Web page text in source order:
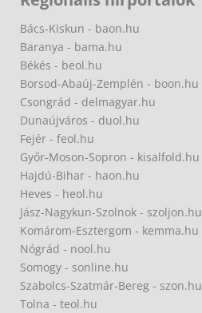
Bács-Kiskun - baon.hu
Baranya - bama.hu
Békés - beol.hu
Borsod-Abaúj-Zemplén - boon.hu
Csongrád - delmagyar.hu
Dunaújváros - duol.hu
Fejér - feol.hu
Győr-Moson-Sopron - kisalfold.hu
Hajdú-Bihar - haon.hu
Heves - heol.hu
Jász-Nagykun-Szolnok - szoljon.hu
Komárom-Esztergom - kemma.hu
Nógrád - nool.hu
Somogy - sonline.hu
Szabolcs-Szatmár-Bereg - szon.hu
Tolna - teol.hu